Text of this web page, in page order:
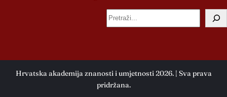
P
r
a
g
Hrvatska akademija znanosti i umjetnosti 2026. | Sva prava
pridržana.